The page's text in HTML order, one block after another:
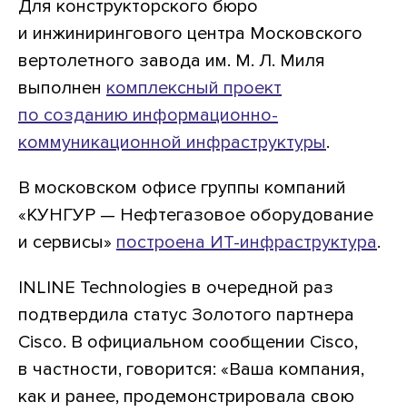
Для конструкторского бюро
и инжинирингового центра Московского
вертолетного завода им. М. Л. Миля
выполнен комплексный проект
по созданию информационно-
коммуникационной инфраструктуры.
В московском офисе группы компаний
«КУНГУР — Нефтегазовое оборудование
и сервисы» построена ИТ-инфраструктура.
INLINE Technologies в очередной раз
подтвердила статус Золотого партнера
Cisco. В официальном сообщении Cisco,
в частности, говорится: «Ваша компания,
как и ранее, продемонстрировала свою